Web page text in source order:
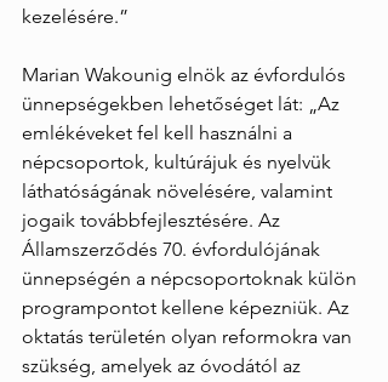
kezelésére.”
Marian Wakounig elnök az évfordulós
ünnepségekben lehetőséget lát: „Az
emlékéveket fel kell használni a
népcsoportok, kultúrájuk és nyelvük
láthatóságának növelésére, valamint
jogaik továbbfejlesztésére. Az
Államszerződés 70. évfordulójának
ünnepségén a népcsoportoknak külön
programpontot kellene képezniük. Az
oktatás területén olyan reformokra van
szükség, amelyek az óvodától az